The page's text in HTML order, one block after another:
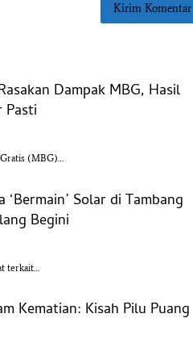
Dampak MBG, Hasil
Pasti
(MBG)…
Solar di Tambang
Begini
terkait…
Kematian: Kisah Pilu Puang